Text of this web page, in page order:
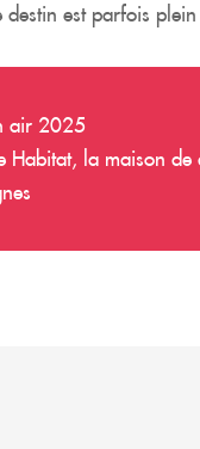
est parfois
air 2025
la maison de